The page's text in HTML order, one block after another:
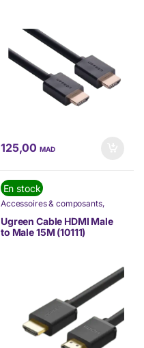
125,00MAD
En stock
Accessoires & composants,
Accessoires Mobilité
Câbles
Informatique,Nos Marques,
TÉLÉPHONIE,Ugreen
Ugreen Cable HDMI Male
to Male 15M (10111)